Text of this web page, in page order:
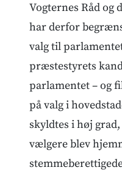
Vogternes Råd og
har derfor
valg til
præstestyrets
parlamentet – og
på valg i
skyldtes i høj
vælgere blev